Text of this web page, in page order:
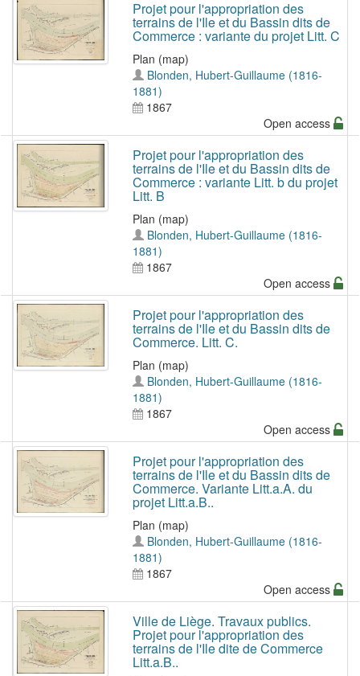
Projet pour l'appropriation des
terrains de l'Ile et du Bassin dits de
Commerce : variante du projet Litt. C
Plan (map)
Blonden, Hubert-Guillaume (1816-
1881)
1867
Open access
Projet pour l'appropriation des
terrains de l'Ile et du Bassin dits de
Commerce : variante Litt. b du projet
Litt. B
Plan (map)
Blonden, Hubert-Guillaume (1816-
1881)
1867
Open access
Projet pour l'appropriation des
terrains de l'Ile et du Bassin dits de
Commerce. Litt. C.
Plan (map)
Blonden, Hubert-Guillaume (1816-
1881)
1867
Open access
Projet pour l'appropriation des
terrains de l'Ile et du Bassin dits de
Commerce. Variante Litt.a.A. du
projet Litt.a.B..
Plan (map)
Blonden, Hubert-Guillaume (1816-
1881)
1867
Open access
Ville de Liège. Travaux publics.
Projet pour l'appropriation des
terrains de l'Ile dite de Commerce
Litt.a.B..